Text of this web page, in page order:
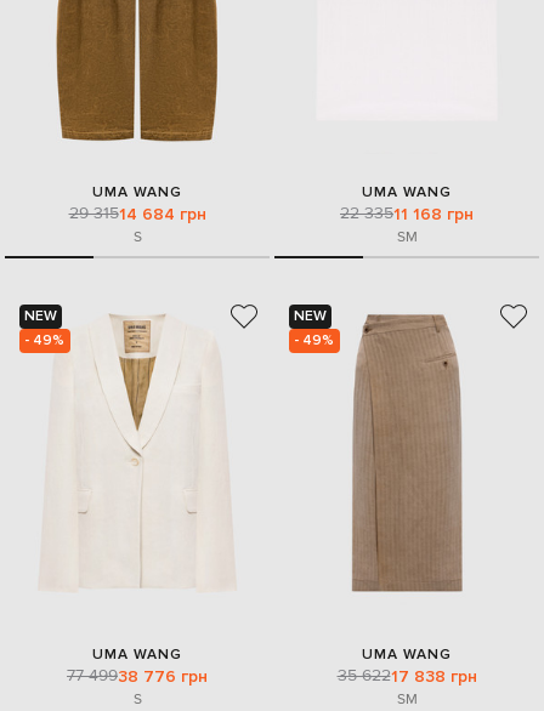
UMA WANG
29 31514 684 грн
S
UMA WANG
22 33511 168 грн
SM
NEW
- 49%
UMA WANG
77 49938 776 грн
S
NEW
- 49%
UMA WANG
35 62217 838 грн
SM